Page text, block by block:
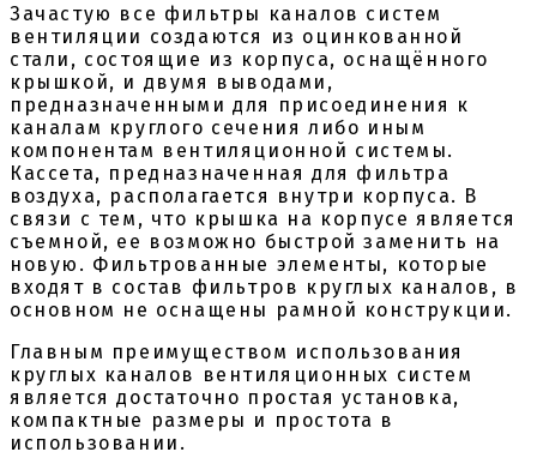
Зачастую все фильтры каналов систем
вентиляции создаются из оцинкованной
стали, состоящие из корпуса, оснащённого
крышкой, и двумя выводами,
предназначенными для присоединения к
каналам круглого сечения либо иным
компонентам вентиляционной системы.
Кассета, предназначенная для фильтра
воздуха, располагается внутри корпуса. В
связи с тем, что крышка на корпусе является
съемной, ее возможно быстрой заменить на
новую. Фильтрованные элементы, которые
входят в состав фильтров круглых каналов, в
основном не оснащены рамной конструкции.
Главным преимуществом использования
круглых каналов вентиляционных систем
является достаточно простая установка,
компактные размеры и простота в
использовании.